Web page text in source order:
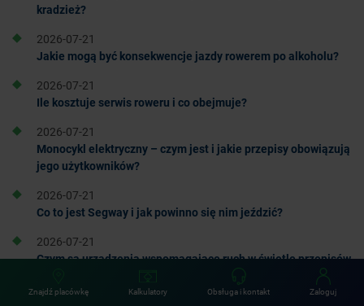
kradzież?
2026-07-21
Jakie mogą być konsekwencje jazdy rowerem po alkoholu?
2026-07-21
Ile kosztuje serwis roweru i co obejmuje?
2026-07-21
Monocykl elektryczny – czym jest i jakie przepisy obowiązują
jego użytkowników?
2026-07-21
Co to jest Segway i jak powinno się nim jeździć?
2026-07-21
Czym są urządzenia wspomagające ruch w świetle przepisów
Znajdź placówkę Kalkulatory Obsługa i kontakt Zaloguj